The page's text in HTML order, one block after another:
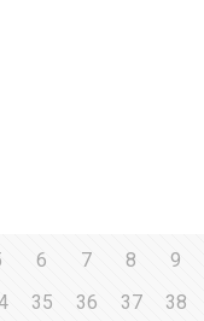
6 7 8 9
35 36 37 38